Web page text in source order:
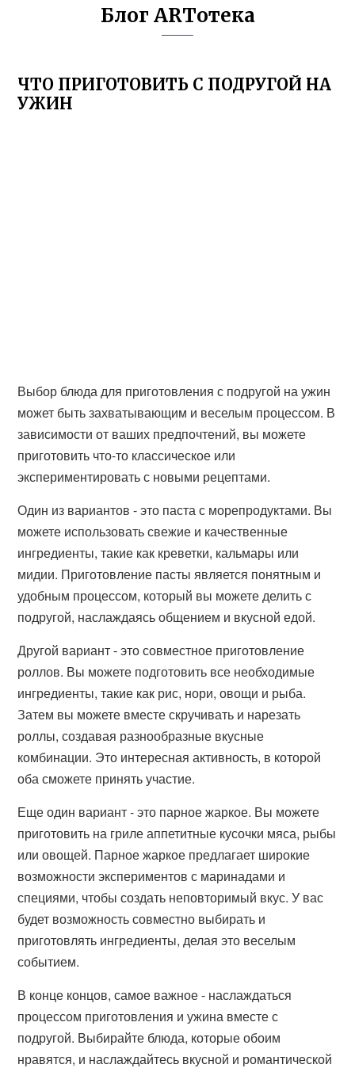
Блог ARTотека
ЧТО ПРИГОТОВИТЬ С ПОДРУГОЙ НА
УЖИН
Выбор блюда для приготовления с подругой на ужин
может быть захватывающим и веселым процессом. В
зависимости от ваших предпочтений, вы можете
приготовить что-то классическое или
экспериментировать с новыми рецептами.
Один из вариантов - это паста с морепродуктами. Вы
можете использовать свежие и качественные
ингредиенты, такие как креветки, кальмары или
мидии. Приготовление пасты является понятным и
удобным процессом, который вы можете делить с
подругой, наслаждаясь общением и вкусной едой.
Другой вариант - это совместное приготовление
роллов. Вы можете подготовить все необходимые
ингредиенты, такие как рис, нори, овощи и рыба.
Затем вы можете вместе скручивать и нарезать
роллы, создавая разнообразные вкусные
комбинации. Это интересная активность, в которой
оба сможете принять участие.
Еще один вариант - это парное жаркое. Вы можете
приготовить на гриле аппетитные кусочки мяса, рыбы
или овощей. Парное жаркое предлагает широкие
возможности экспериментов с маринадами и
специями, чтобы создать неповторимый вкус. У вас
будет возможность совместно выбирать и
приготовлять ингредиенты, делая это веселым
событием.
В конце концов, самое важное - наслаждаться
процессом приготовления и ужина вместе с
подругой. Выбирайте блюда, которые обоим
нравятся, и наслаждайтесь вкусной и романтической